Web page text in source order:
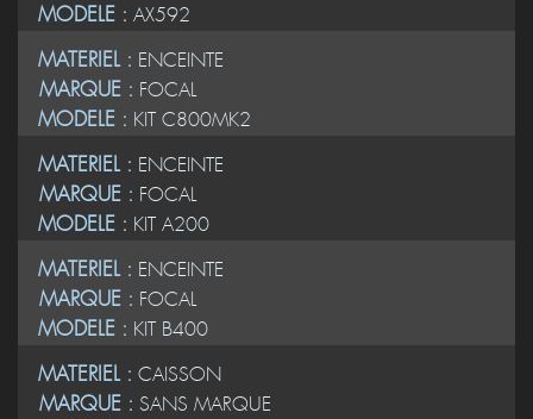
MODELE : AX592
MATERIEL : ENCEINTE
MARQUE : FOCAL
MODELE : KIT C800MK2
MATERIEL : ENCEINTE
MARQUE : FOCAL
MODELE : KIT A200
MATERIEL : ENCEINTE
MARQUE : FOCAL
MODELE : KIT B400
MATERIEL : CAISSON
MARQUE : SANS MARQUE